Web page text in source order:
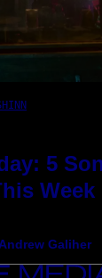
5
Week
Galiher